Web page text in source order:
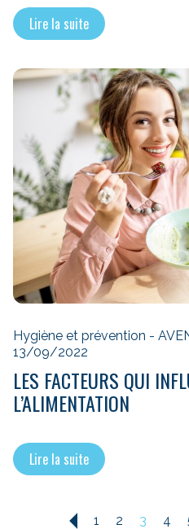
Lire la suite
Hygiène et prévention -
13/09/2022
LES FACTEURS QUI
L’ALIMENTATION
Lire la suite
1 2 3 4